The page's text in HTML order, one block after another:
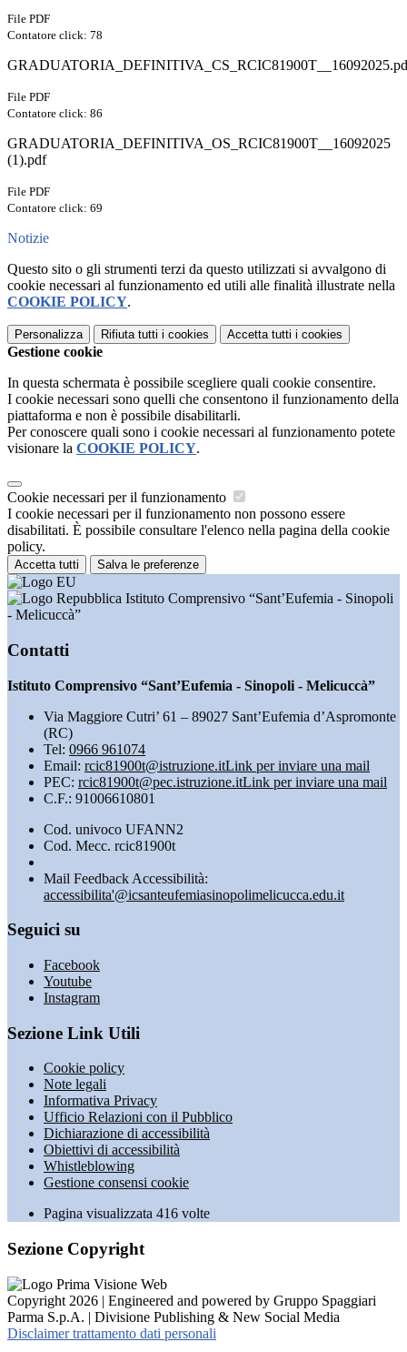
File PDF
Contatore click: 78
File PDF
Contatore click: 86
GRADUATORIA_DEFINITIVA_OS_RCIC81900T__16092025
(1).pdf
File PDF
Contatore click: 69
Notizie
Questo sito o gli strumenti terzi da questo utilizzati si avvalgono di
cookie necessari al funzionamento ed utili alle finalità illustrate nella
COOKIE POLICY.
Personalizza Rifiuta tutti i cookies Accetta tutti i cookies
Gestione cookie
In questa schermata è possibile scegliere quali cookie consentire.
I cookie necessari sono quelli che consentono il funzionamento della
piattaforma e non è possibile disabilitarli.
Per conoscere quali sono i cookie necessari al funzionamento potete
visionare la COOKIE POLICY.
Cookie necessari per il funzionamento
I cookie necessari per il funzionamento non possono essere
disabilitati. È possibile consultare l'elenco nella pagina della cookie
policy.
Accetta tutti Salva le preferenze
Istituto Comprensivo “Sant’Eufemia - Sinopoli
- Melicuccà”
Contatti
Istituto Comprensivo “Sant’Eufemia - Sinopoli - Melicuccà”
Via Maggiore Cutri’ 61 – 89027 Sant’Eufemia d’Aspromonte
(RC)
Tel: 0966 961074
Email: rcic81900t@istruzione.itLink per inviare una mail
PEC: rcic81900t@pec.istruzione.itLink per inviare una mail
C.F.: 91006610801
Cod. univoco UFANN2
Cod. Mecc. rcic81900t
Mail Feedback Accessibilità:
accessibilita'@icsanteufemiasinopolimelicucca.edu.it
Seguici su
Facebook
Youtube
Instagram
Sezione Link Utili
Cookie policy
Note legali
Informativa Privacy
Ufficio Relazioni con il Pubblico
Dichiarazione di accessibilità
Obiettivi di accessibilità
Whistleblowing
Gestione consensi cookie
Pagina visualizzata 416 volte
Sezione Copyright
Copyright 2026 | Engineered and powered by Gruppo Spaggiari
Parma S.p.A. | Divisione Publishing & New Social Media
Disclaimer trattamento dati personali